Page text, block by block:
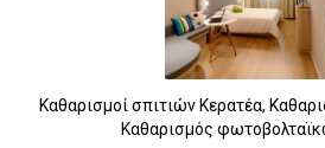
Καθαρισμοί σπιτιών Κερατέα,
Καθαρισμός